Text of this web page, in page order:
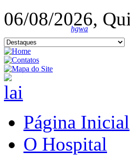
06/08/2026,
hgwa
Página Inicial
O Hospital